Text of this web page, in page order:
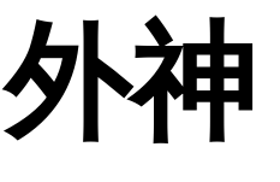
神